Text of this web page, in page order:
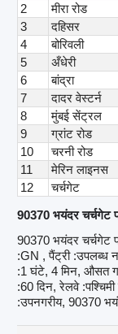
2
मीरा रोड
3
दहिसर
4
बोरिवली
5
अँधेरी
6
बांद्रा
7
दादर वेस्टर्न
8
मुंबई सेंट्रल
9
ग्रांट रोड
10
चरनी रोड
11
मेरिन लाइनस
12
चर्चगेट
90370 भयंदर चर्चगेट
90370 भयंदर चर्चगेट
:GN , पैंट्री :उपलब्ध
:1 घंटे, 4 मिन, औसत
:60 दिन, रेलवे
:उपनगरीय, 90370